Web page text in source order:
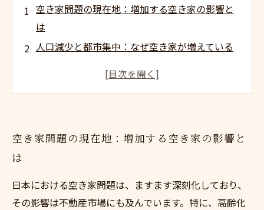
空き家問題の現在地：増加する空き家の影響と
は
人口減少と都市集中：なぜ空き家が増えている
地域を傷つける空き家：景観と治安への影響
地方の空き家対策：地域活性化のための取り組
空き家問題を克服するために：未来の地域づく
りへの道
空き家問題の現在地：増加する空き家の影響と
は
日本における空き家問題は、ますます深刻化しており、
その影響は不動産市場にも及んでいます。特に、高齢化